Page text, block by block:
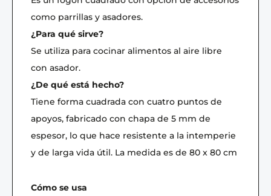
como parrillas y asadores.
¿Para qué sirve?
Se utiliza para cocinar alimentos al aire libre
con asador.
¿De qué está hecho?
Tiene forma cuadrada con cuatro puntos de
apoyos, fabricado con chapa de 5 mm de
espesor, lo que hace resistente a la intemperie
y de larga vida útil. La medida es de 80 x 80 cm
Cómo se usa